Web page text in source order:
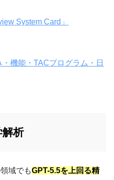
System Card」
機能・TACプログラム・日
析
域でもGPT-5.5を上回る精